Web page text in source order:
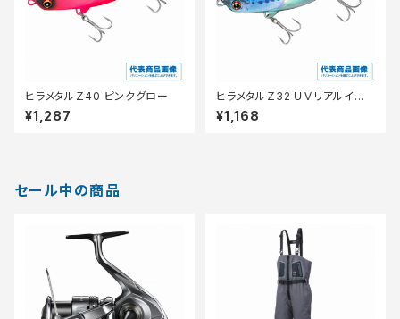
ヒラメタルＺ40 ピンクグロー
¥1,287
ヒラメタルＺ32 ＵＶリアルイワ
シ
¥1,168
セール中の商品